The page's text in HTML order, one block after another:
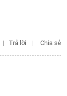
Trả lời Chia sẻ